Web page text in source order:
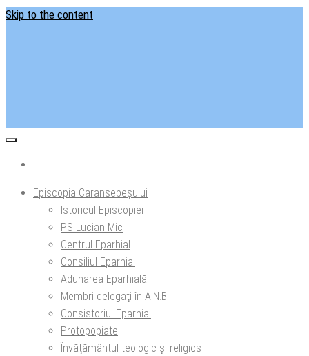
Skip to the content
Episcopia Caransebeșului
Istoricul Episcopiei
PS Lucian Mic
Centrul Eparhial
Consiliul Eparhial
Adunarea Eparhială
Membri delegaţi în A.N.B.
Consistoriul Eparhial
Protopopiate
Învăţământul teologic şi religios